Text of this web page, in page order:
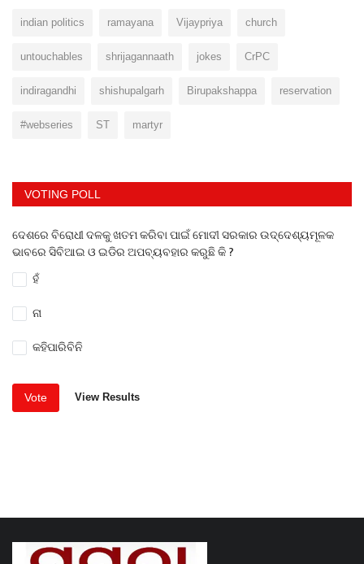
indian politics ramayana Vijaypriya church
untouchables shrijagannaath jokes CrPC
indiragandhi shishupalgarh Birupakshappa reservation
#webseries ST martyr
VOTING POLL
ଦେଶରେ ବିରୋଧୀ ଦଳକୁ ଖତମ କରିବା ପାଇଁ ମୋଦୀ ସରକାର ଉଦ୍ଦେଶ୍ୟମୂଳକ
ଭାବରେ ସିବିଆଇ ଓ ଇଡିର ଅପବ୍ୟବହାର କରୁଛି କି ?
ହଁ
ନା
କହିପାରିବିନି
Vote View Results